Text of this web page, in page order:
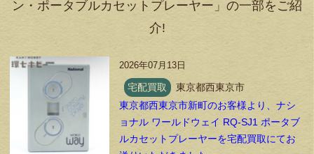
ン・ポータブルカセットプレーヤー」の一部をご紹
介!
2026年07月13日
宅配買取
東京都西東京市
東京都西東京市新町のお客様より、ナシ
ョナル ワールドウェイ RQ-SJ1 ポータブ
ルカセットプレーヤーを宅配買取にてお